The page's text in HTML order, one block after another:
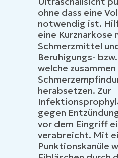
ohne dass eine
notwendig ist.
eine Kurznarkose
Schmerzmittel
Beruhigungs-
welche
herabsetzen. Zur
gegen
vor dem Eingriff
verabreicht. Mit
Punktionskanüle